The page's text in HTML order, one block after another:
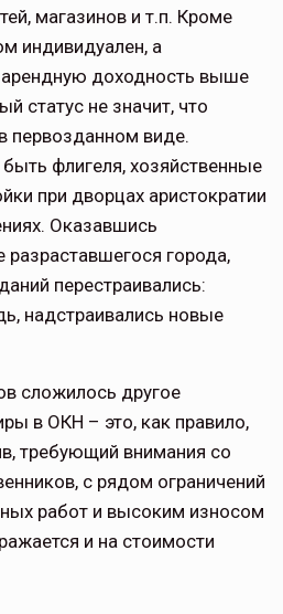
магазинов и т.п. Кроме
индивидуален, а
доходность выше
статус не значит, что
первозданном виде.
флигеля, хозяйственные
при дворцах аристократии
Оказавшись
разраставшегося города,
перестраивались:
надстраивались новые
сложилось другое
в ОКН – это, как правило,
требующий внимания со
с рядом ограничений
работ и высоким износом
и на стоимости